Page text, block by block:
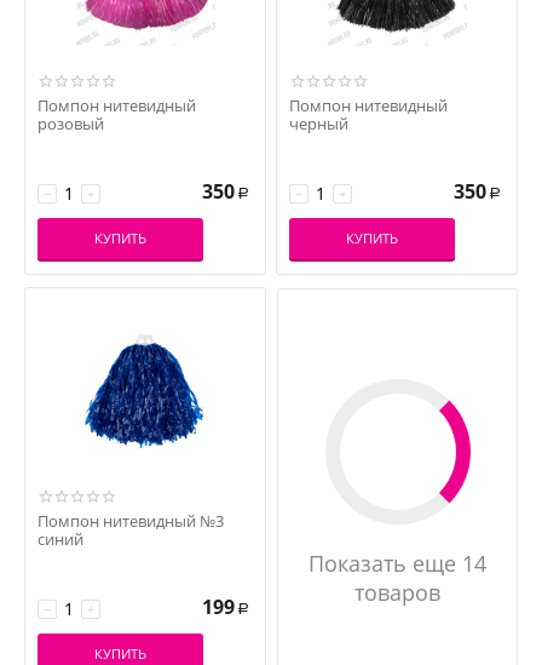
Помпон нитевидный
розовый
+
− 350 Р
КУПИТЬ
Помпон нитевидный
черный
+
− 350 Р
КУПИТЬ
Помпон нитевидный №3
синий
+
− 199 Р
КУПИТЬ
Показать еще 14
товаров